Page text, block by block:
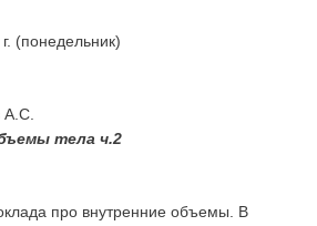
(понедельник)
А.С.
тела ч.2
про внутренние объемы. В